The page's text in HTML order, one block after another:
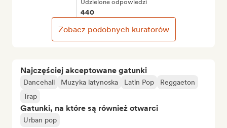
Najczęściej akceptowane gatunki
Dancehall Muzyka latynoska Latin Pop
Reggaeton
Trap
Gatunki, na które są również otwarci
Urban pop
Udzielone odpowiedzi
440
Zobacz podobnych kuratorów